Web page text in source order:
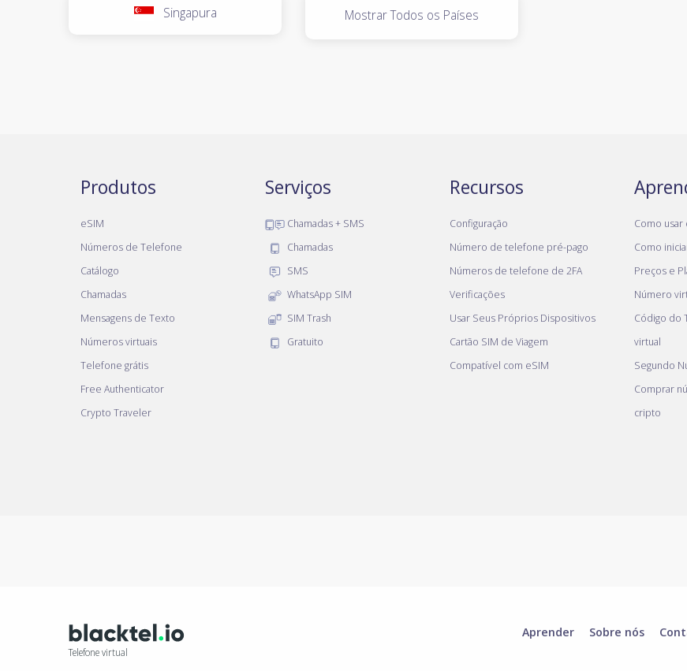
Singapura Mostrar Todos os Países
Produtos
eSIM
Números de Telefone
Catálogo
Chamadas
Mensagens de Texto
Números virtuais
Telefone grátis
Free Authenticator
Crypto Traveler
Serviços
Chamadas + SMS
Chamadas
SMS
WhatsApp SIM
SIM Trash
Gratuito
Recursos
Configuração
Número de telefone pré-pago
Números de telefone de 2FA
Verificações
Usar Seus Próprios Dispositivos
Cartão SIM de Viagem
Compatível com eSIM
Como usar
Como
Preços e
Número
Código do
virtual
Segundo
Comprar
cripto
Telefone virtual
Aprender Sobre nós